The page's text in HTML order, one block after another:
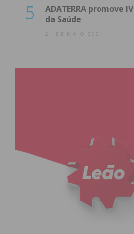
5
ADATERRA promove
da Saúde
21 DE MAIO 2021